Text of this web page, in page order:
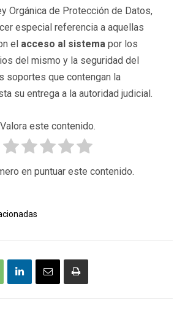
Orgánica de Protección de Datos,
especial referencia a aquellas
el acceso al sistema por los
del mismo y la seguridad del
soportes que contengan la
su entrega a la autoridad judicial.
Valora este contenido.
en puntuar este contenido.